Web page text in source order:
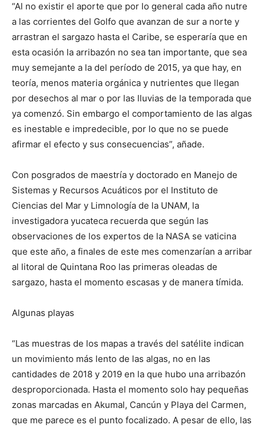
“Al no existir el aporte que por lo general cada año nutre
a las corrientes del Golfo que avanzan de sur a norte y
arrastran el sargazo hasta el Caribe, se esperaría que en
esta ocasión la arribazón no sea tan importante, que sea
muy semejante a la del período de 2015, ya que hay, en
teoría, menos materia orgánica y nutrientes que llegan
por desechos al mar o por las lluvias de la temporada que
ya comenzó. Sin embargo el comportamiento de las algas
es inestable e impredecible, por lo que no se puede
afirmar el efecto y sus consecuencias”, añade.
Con posgrados de maestría y doctorado en Manejo de
Sistemas y Recursos Acuáticos por el Instituto de
Ciencias del Mar y Limnología de la UNAM, la
investigadora yucateca recuerda que según las
observaciones de los expertos de la NASA se vaticina
que este año, a finales de este mes comenzarían a arribar
al litoral de Quintana Roo las primeras oleadas de
sargazo, hasta el momento escasas y de manera tímida.
Algunas playas
“Las muestras de los mapas a través del satélite indican
un movimiento más lento de las algas, no en las
cantidades de 2018 y 2019 en la que hubo una arribazón
desproporcionada. Hasta el momento solo hay pequeñas
zonas marcadas en Akumal, Cancún y Playa del Carmen,
que me parece es el punto focalizado. A pesar de ello, las